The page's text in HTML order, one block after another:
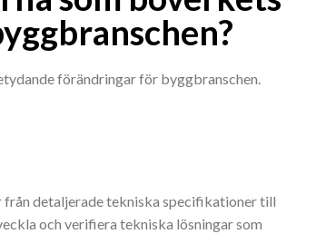
förändringar för byggbranschen.
från detaljerade tekniska specifikationer till
och verifiera tekniska lösningar som